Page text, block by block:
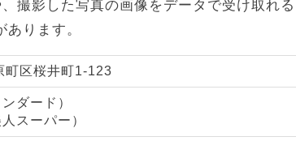
撮影した写真の画像をデータで受け取れる
ります。
町区桜井町1-123
ダード）
スーパー）